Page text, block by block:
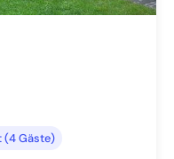
1 wechseln
2 wechseln
3 wechseln
4 wechseln
5 wechseln
(4 Gäste)